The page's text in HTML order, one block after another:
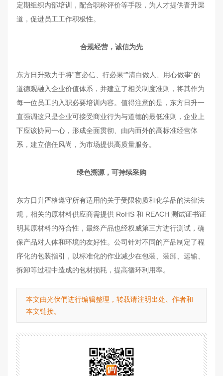
定期组织内部培训，配合职称评价等手段，为人才提供晋升渠
道，促进员工工作积极性。
合规经营，诚信为先
东方日升致力于将”言必信、行必果“”清白做人、用心做事“的
道德观融入企业价值体系，并建立了相关制度准则，将其作为
每一位员工的入职必要培训内容。值得注意的是，东方日升一
直强调这只是企业可接受商业行为与道德的最低准则，企业上
下应该协同一心，形成全面贯彻、由内而外的高标准经营体
系，建立信任风尚，为市场提供高质量服务。
绿色溯源，可持续采购
东方日升严格遵守所有适用的关于受限物质和化学品的法律法
规，相关的原材料供应商需提供 RoHS 和 REACH 测试证书证
明其原材料的符合性，最终产品也经权威第三方进行测试，确
保产品对人体和环境的友好性。公司针对不同的产品制定了程
序化的包装指引，以标准化的作业减少在包装、装卸、运输、
拆卸等过程中造成的包材损耗，提高循环利用率。
本文由光伏們进行编辑整理，转载请注明出处、作者和
本文链接。